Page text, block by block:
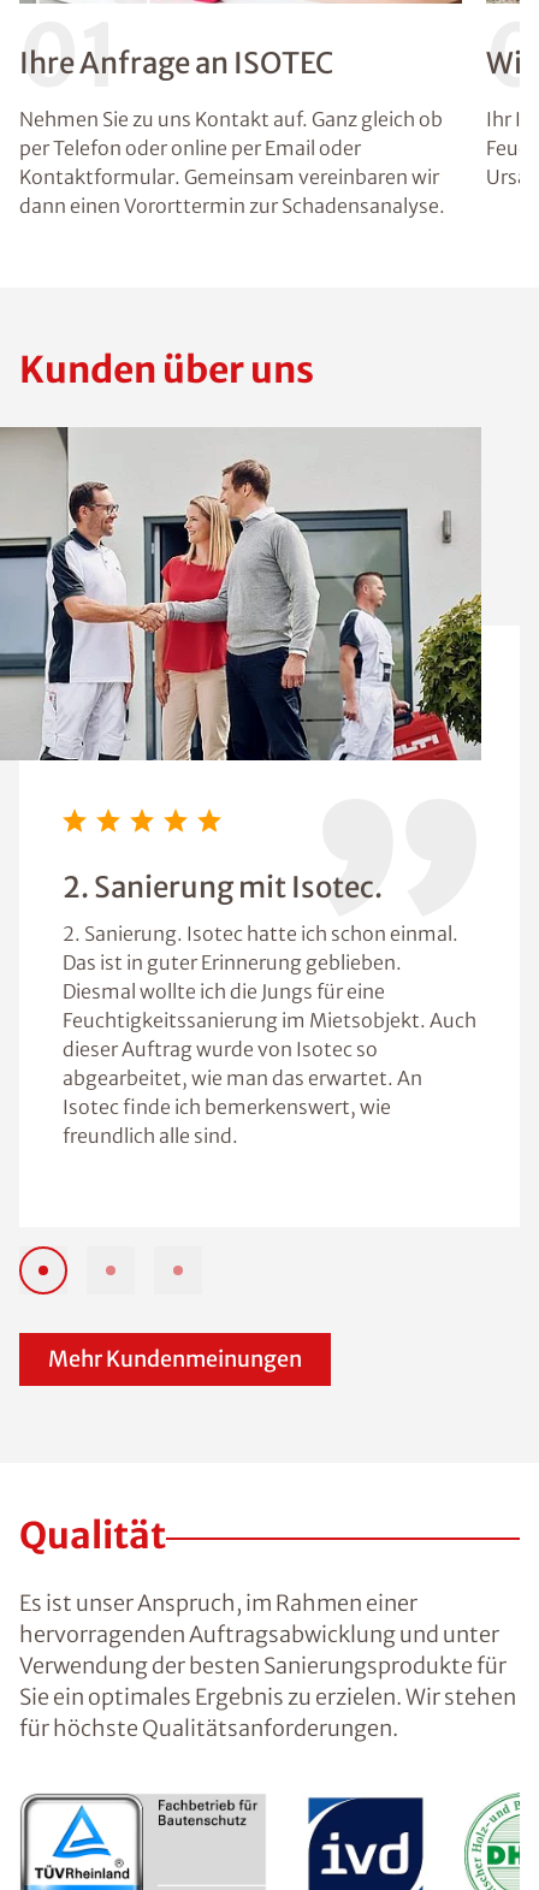
01
Ihre Anfrage an ISOTEC
Nehmen Sie zu uns Kontakt auf. Ganz gleich ob
per Telefon oder online per Email oder
Kontaktformular. Gemeinsam vereinbaren wir
dann einen Vororttermin zur Schadensanalyse.
Wir
Ihr
Kunden über uns
2. Sanierung mit Isotec.
2. Sanierung. Isotec hatte ich schon einmal.
Das ist in guter Erinnerung geblieben.
Diesmal wollte ich die Jungs für eine
Feuchtigkeitssanierung im Mietsobjekt. Auch
dieser Auftrag wurde von Isotec so
abgearbeitet, wie man das erwartet. An
Isotec finde ich bemerkenswert, wie
freundlich alle sind.
Mehr Kundenmeinungen
Qualität
Es ist unser Anspruch, im Rahmen einer
hervorragenden Auftragsabwicklung und unter
Verwendung der besten Sanierungsprodukte für
Sie ein optimales Ergebnis zu erzielen. Wir stehen
für höchste Qualitätsanforderungen.